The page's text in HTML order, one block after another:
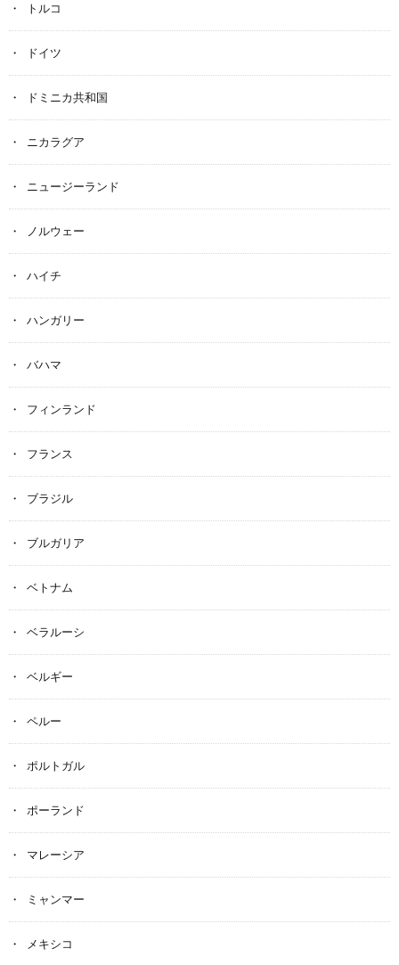
トルコ
ドイツ
ドミニカ共和国
ニカラグア
ニュージーランド
ノルウェー
ハイチ
ハンガリー
バハマ
フィンランド
フランス
ブラジル
ブルガリア
ベトナム
ベラルーシ
ベルギー
ペルー
ポルトガル
ポーランド
マレーシア
ミャンマー
メキシコ